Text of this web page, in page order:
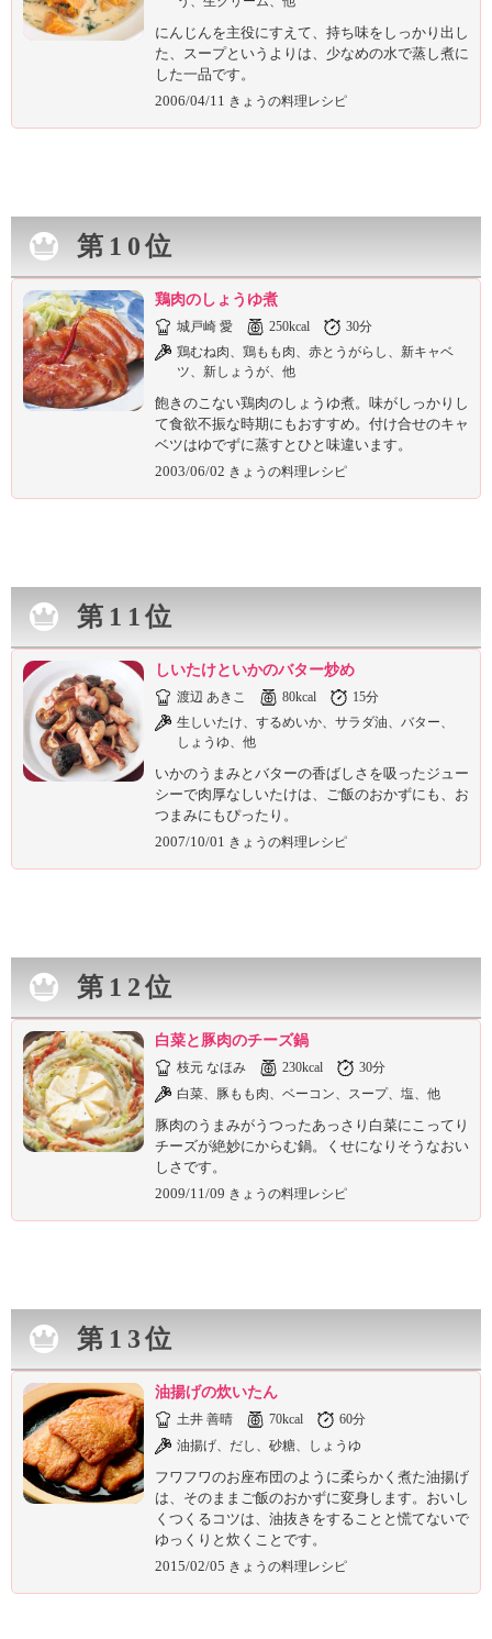
にんじんを主役にすえて、持ち味をしっかり出し
た、スープというよりは、少なめの水で蒸し煮に
した一品です。
2006/04/11 きょうの料理レシピ
第10位
鶏肉のしょうゆ煮
城戸崎 愛 250kcal
30分
鶏むね肉、鶏もも肉、赤とうがらし、新キャベ
ツ、新しょうが、他
飽きのこない鶏肉のしょうゆ煮。味がしっかりし
て食欲不振な時期にもおすすめ。付け合せのキャ
ベツはゆでずに蒸すとひと味違います。
2003/06/02 きょうの料理レシピ
第11位
しいたけといかのバター炒め
渡辺 あきこ 80kcal
15分
生しいたけ、するめいか、サラダ油、バター、
しょうゆ、他
いかのうまみとバターの香ばしさを吸ったジュー
シーで肉厚なしいたけは、ご飯のおかずにも、お
つまみにもぴったり。
2007/10/01 きょうの料理レシピ
第12位
白菜と豚肉のチーズ鍋
枝元 なほみ 230kcal
30分
白菜、豚もも肉、ベーコン、スープ、塩、他
豚肉のうまみがうつったあっさり白菜にこってり
チーズが絶妙にからむ鍋。くせになりそうなおい
しさです。
2009/11/09 きょうの料理レシピ
第13位
油揚げの炊いたん
土井 善晴 70kcal
60分
油揚げ、だし、砂糖、しょうゆ
フワフワのお座布団のように柔らかく煮た油揚げ
は、そのままご飯のおかずに変身します。おいし
くつくるコツは、油抜きをすることと慌てないで
ゆっくりと炊くことです。
2015/02/05 きょうの料理レシピ